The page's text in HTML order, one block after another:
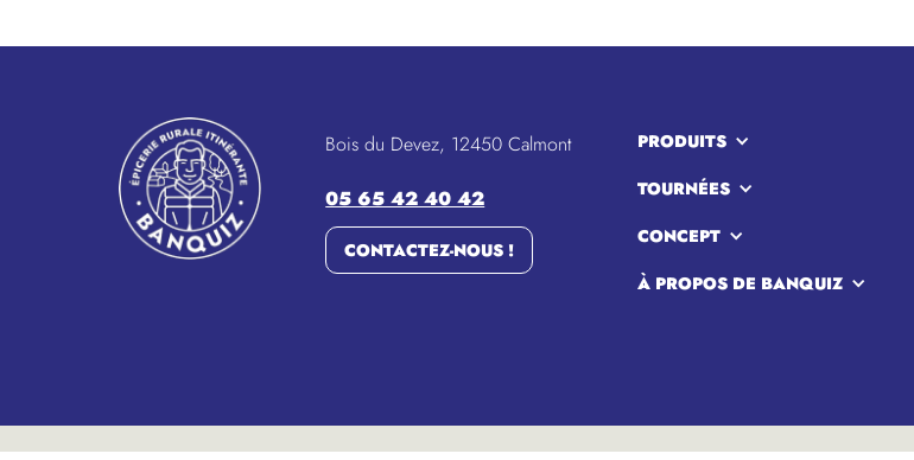
Bois du Devez, 12450 Calmont
05 65 42 40 42
CONTACTEZ-NOUS !
PRODUITS
TOURNÉES
CONCEPT
À PROPOS DE BANQUIZ